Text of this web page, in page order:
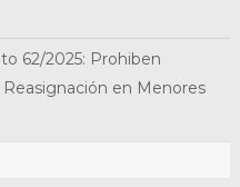
62/2025: Prohiben
en Menores